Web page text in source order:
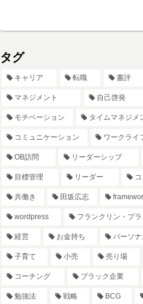
タグ
キャリア 転職 書評
マネジメント 自己啓発
モチベーション タイムマネジメ
コミュニケーション ワークライ
OB訪問 リーダーシップ
目標管理 リーダー
共働き 田坂広志
wordpress フランクリン・プ
経営 お金持ち パーソ
子育て 小売 売り場
コーチング ブラック企業
勉強法 戦略 BCG